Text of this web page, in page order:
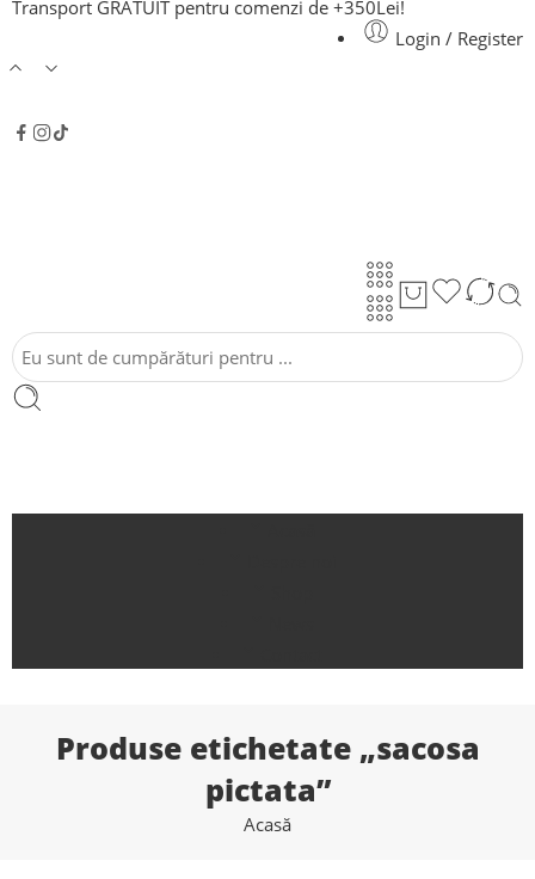
Transport GRATUIT pentru comenzi de +350Lei!
Login / Register
Produse etichetate „sacosa
pictata”
Acasă